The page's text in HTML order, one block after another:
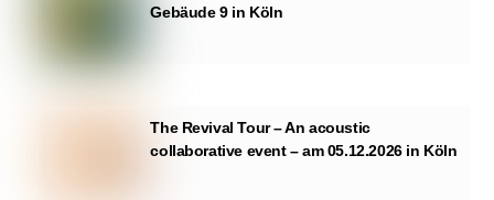
Gebäude 9 in Köln
The Revival Tour – An acoustic
collaborative event – am 05.12.2026 in Köln